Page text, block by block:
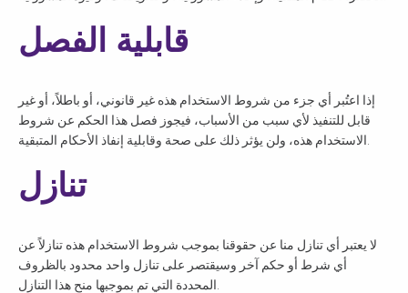
قابلية الفصل
إذا اعتُبر أي جزء من شروط الاستخدام هذه غير قانوني، أو باطلاً، أو غير
قابل للتنفيذ لأي سبب من الأسباب، فيجوز فصل هذا الحكم عن شروط
تنازل
لا يعتبر أي تنازل منا عن حقوقنا بموجب شروط الاستخدام هذه تنازلاً عن
أي شرط أو حكم آخر وسيقتصر على تنازل واحد محدود بالظروف